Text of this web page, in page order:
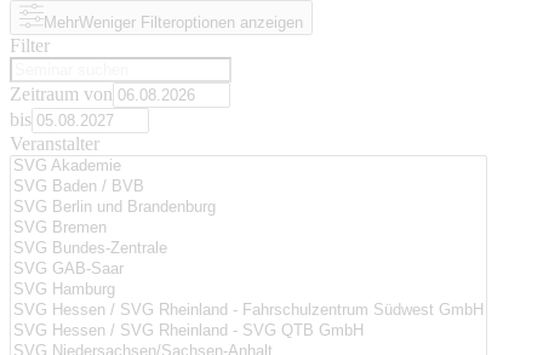
MehrWeniger Filteroptionen anzeigen
Filter
Zeitraum von
bis
Veranstalter